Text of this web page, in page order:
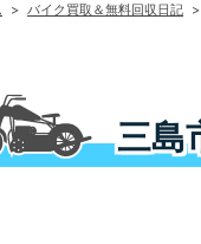
> バイク買取＆無料回収日記 >
三島